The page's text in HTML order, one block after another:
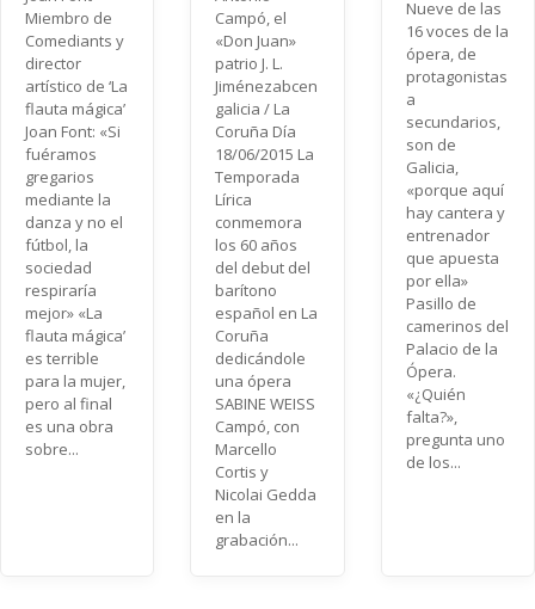
Miembro de
Comediants y
director
artístico de ‘La
flauta mágica’
Joan Font: «Si
fuéramos
gregarios
mediante la
danza y no el
fútbol, la
sociedad
respiraría
mejor» «La
flauta mágica’
es terrible
para la mujer,
pero al final
es una obra
sobre...
Campó, el
«Don Juan»
patrio J. L.
Jiménezabcen
galicia / La
Coruña Día
18/06/2015 La
Temporada
Lírica
conmemora
los 60 años
del debut del
barítono
español en La
Coruña
dedicándole
una ópera
SABINE WEISS
Campó, con
Marcello
Cortis y
Nicolai Gedda
en la
grabación...
Nueve de las
16 voces de la
ópera, de
protagonistas
a
secundarios,
son de
Galicia,
«porque aquí
hay cantera y
entrenador
que apuesta
por ella»
Pasillo de
camerinos del
Palacio de la
Ópera.
«¿Quién
falta?»,
pregunta uno
de los...